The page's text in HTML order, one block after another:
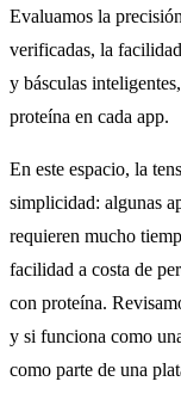
Evaluamos la
verificadas, la
y básculas
proteína en cada app.
En este espacio, la
simplicidad: algunas
requieren mucho
facilidad a costa de
con proteína.
y si funciona como
como parte de una